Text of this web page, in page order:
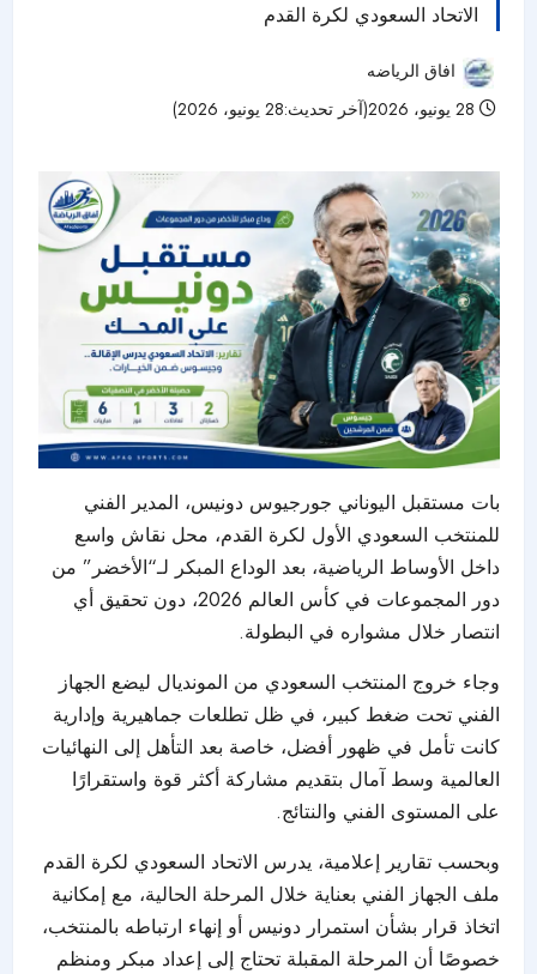
الاتحاد السعودي لكرة القدم
افاق الرياضه
بات مستقبل اليوناني جورجيوس دونيس، المدير الفني
للمنتخب السعودي الأول لكرة القدم، محل نقاش واسع
داخل الأوساط الرياضية، بعد الوداع المبكر لـ“الأخضر” من
دور المجموعات في كأس العالم 2026، دون تحقيق أي
انتصار خلال مشواره في البطولة.
وجاء خروج المنتخب السعودي من المونديال ليضع الجهاز
الفني تحت ضغط كبير، في ظل تطلعات جماهيرية وإدارية
كانت تأمل في ظهور أفضل، خاصة بعد التأهل إلى النهائيات
العالمية وسط آمال بتقديم مشاركة أكثر قوة واستقرارًا
على المستوى الفني والنتائج.
وبحسب تقارير إعلامية، يدرس الاتحاد السعودي لكرة القدم
ملف الجهاز الفني بعناية خلال المرحلة الحالية، مع إمكانية
اتخاذ قرار بشأن استمرار دونيس أو إنهاء ارتباطه بالمنتخب،
خصوصًا أن المرحلة المقبلة تحتاج إلى إعداد مبكر ومنظم